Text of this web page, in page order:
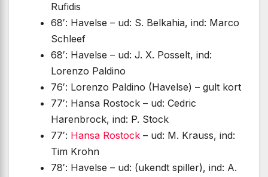
Rufidis
68′: Havelse – ud: S. Belkahia, ind: Marco
Schleef
68′: Havelse – ud: J. X. Posselt, ind:
Lorenzo Paldino
76′: Lorenzo Paldino (Havelse) – gult kort
77′: Hansa Rostock – ud: Cedric
Harenbrock, ind: P. Stock
77′: Hansa Rostock – ud: M. Krauss, ind:
Tim Krohn
78′: Havelse – ud: (ukendt spiller), ind: A.